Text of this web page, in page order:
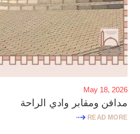
May 18, 2026
مدافن ومقابر وادي الراحة
READ MORE